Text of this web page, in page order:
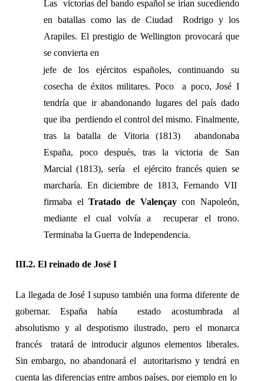
Las  victorias del bando español se irían sucediendo
en batallas como las de Ciudad  Rodrigo y los
Arapiles. El prestigio de Wellington provocará que
se convierta en
jefe de los ejércitos españoles, continuando su
cosecha de éxitos militares. Poco  a poco, José I
tendría que ir abandonando lugares del país dado
que iba  perdiendo el control del mismo. Finalmente,
tras la batalla de Vitoria (1813)  abandonaba
España, poco después, tras la victoria de San
Marcial (1813), sería  el ejército francés quien se
marcharía. En diciembre de 1813, Fernando VII
firmaba el Tratado de Valençay con Napoleón,
mediante el cual volvía a  recuperar el trono.
Terminaba la Guerra de Independencia.
III.2. El reinado de José I
La llegada de José I supuso también una forma diferente de
gobernar. España había  estado acostumbrada al
absolutismo y al despotismo ilustrado, pero el monarca
francés  tratará de introducir algunos elementos liberales.
Sin embargo, no abandonará el  autoritarismo y tendrá en
cuenta las diferencias entre ambos países, por ejemplo en lo